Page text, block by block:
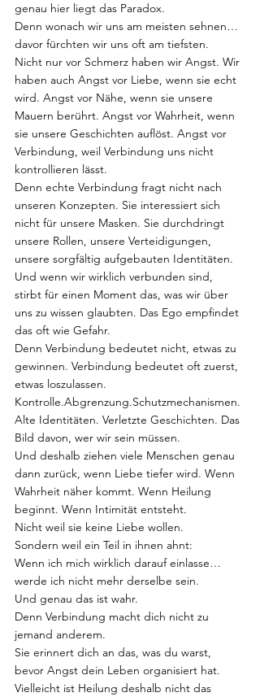
genau hier liegt das Paradox.
Denn wonach wir uns am meisten sehnen…
davor fürchten wir uns oft am tiefsten.
Nicht nur vor Schmerz haben wir Angst. Wir
haben auch Angst vor Liebe, wenn sie echt
wird. Angst vor Nähe, wenn sie unsere
Mauern berührt. Angst vor Wahrheit, wenn
sie unsere Geschichten auflöst. Angst vor
Verbindung, weil Verbindung uns nicht
kontrollieren lässt.
Denn echte Verbindung fragt nicht nach
unseren Konzepten. Sie interessiert sich
nicht für unsere Masken. Sie durchdringt
unsere Rollen, unsere Verteidigungen,
unsere sorgfältig aufgebauten Identitäten.
Und wenn wir wirklich verbunden sind,
stirbt für einen Moment das, was wir über
uns zu wissen glaubten. Das Ego empfindet
das oft wie Gefahr.
Denn Verbindung bedeutet nicht, etwas zu
gewinnen. Verbindung bedeutet oft zuerst,
etwas loszulassen.
Kontrolle.Abgrenzung.Schutzmechanismen.
Alte Identitäten. Verletzte Geschichten. Das
Bild davon, wer wir sein müssen.
Und deshalb ziehen viele Menschen genau
dann zurück, wenn Liebe tiefer wird. Wenn
Wahrheit näher kommt. Wenn Heilung
beginnt. Wenn Intimität entsteht.
Nicht weil sie keine Liebe wollen.
Sondern weil ein Teil in ihnen ahnt:
Wenn ich mich wirklich darauf einlasse…
werde ich nicht mehr derselbe sein.
Und genau das ist wahr.
Denn Verbindung macht dich nicht zu
jemand anderem.
Sie erinnert dich an das, was du warst,
bevor Angst dein Leben organisiert hat.
Vielleicht ist Heilung deshalb nicht das